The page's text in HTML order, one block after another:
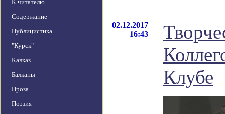
К читателю
Содержание
Публицистика
"Курск"
Кавказ
Балканы
Проза
Поэзия
02.12.2017
16:43
Клубе